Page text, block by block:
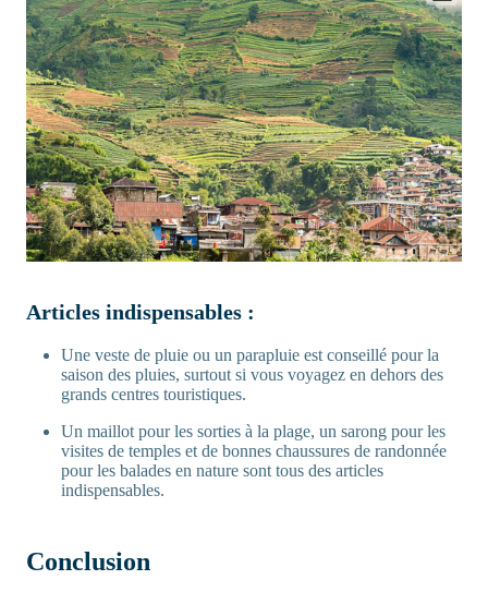
Articles indispensables :
Une veste de pluie ou un parapluie est conseillé pour la
saison des pluies, surtout si vous voyagez en dehors des
grands centres touristiques.
Un maillot pour les sorties à la plage, un sarong pour les
visites de temples et de bonnes chaussures de randonnée
pour les balades en nature sont tous des articles
indispensables.
Conclusion